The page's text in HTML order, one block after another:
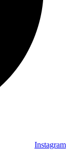
Instagram